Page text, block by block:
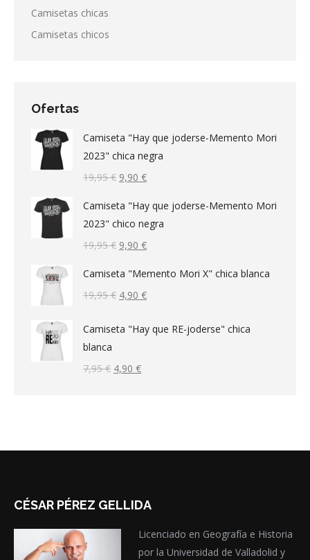
Camisetas chicas
Camisetas chicos
Ofertas
Camiseta "Hay que joderse-Memento Mori
2023" chica negra
19,95€ El
original
era:
19,95 €.
9,90 €El
actual
es:
9,90 €.
Camiseta "Hay que joderse-Memento Mori
2023" chico negra
19,95€ El
original
era:
9,90 €El
actual
es:
Camiseta "Memento Mori X" chica blanca
19,95€ El
original
19,95 €.
4,90 €El
actual
Camiseta "Hay que RE-joderse" chica
blanca
7,95€ El
4,90 €El
CÉSAR PÉREZ GELLIDA
Licenciado en Geografía e Historia
por la Universidad de Valladolid y